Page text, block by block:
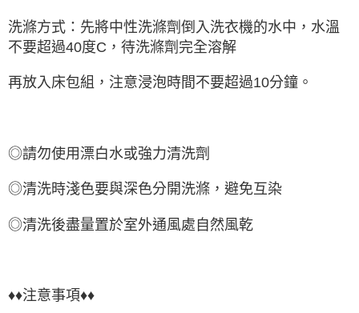
洗滌方式：先將中性洗滌劑倒入洗衣機的水中，水溫
不要超過40度C，待洗滌劑完全溶解
再放入床包組，注意浸泡時間不要超過10分鐘。
◎請勿使用漂白水或強力清洗劑
◎清洗時淺色要與深色分開洗滌，避免互染
◎清洗後盡量置於室外通風處自然風乾
♦♦注意事項♦♦